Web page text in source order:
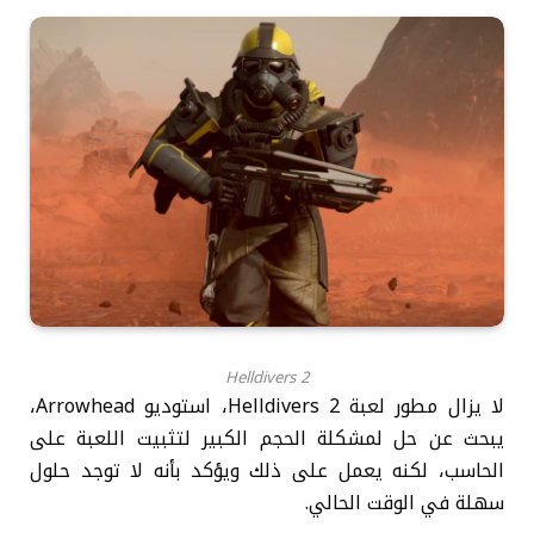
Helldivers 2
لا يزال مطور لعبة Helldivers 2، استوديو Arrowhead،
يبحث عن حل لمشكلة الحجم الكبير لتثبيت اللعبة على
الحاسب، لكنه يعمل على ذلك ويؤكد بأنه لا توجد حلول
سهلة في الوقت الحالي.